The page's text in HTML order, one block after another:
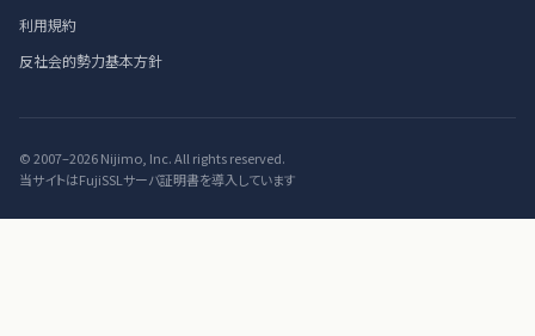
利用規約
反社会的勢力基本方針
© 2007–2026 Nijimo, Inc. All rights reserved.
当サイトはFujiSSLサーバ証明書を導入しています